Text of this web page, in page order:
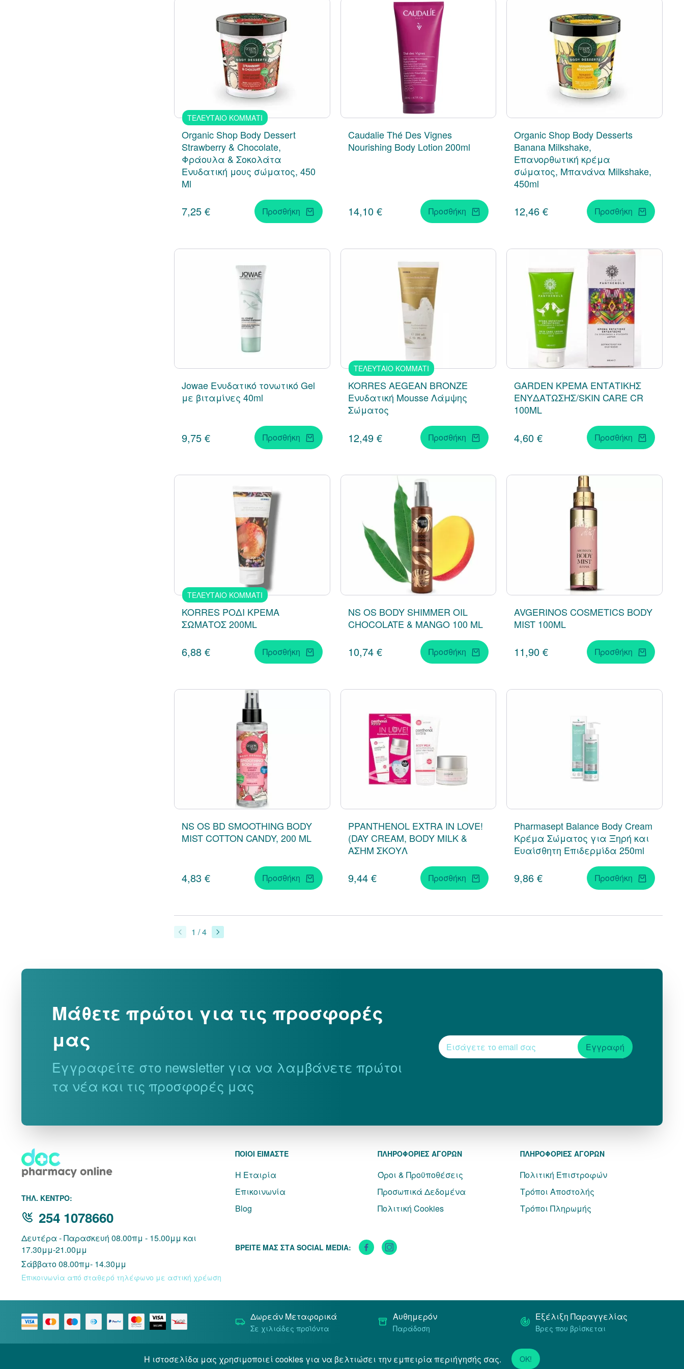
ΤΕΛΕΥΤΑΙΟ ΚΟΜΜΑΤΙ
Organic Shop Body Dessert
Strawberry & Chocolate,
Φράουλα & Σοκολάτα
Ενυδατική μους σώματος, 450
Ml
7,25 € Προσθήκη
Caudalie Thé Des Vignes
Nourishing Body Lotion 200ml
14,10 € Προσθήκη
Organic Shop Body Desserts
Banana Milkshake,
Επανορθωτική κρέμα
σώματος, Μπανάνα Milkshake,
450ml
12,46 € Προσθήκη
Jowae Ενυδατικό τονωτικό Gel
με βιταμίνες 40ml
9,75 € Προσθήκη
ΤΕΛΕΥΤΑΙΟ ΚΟΜΜΑΤΙ
KORRES AEGEAN BRONZE
Ενυδατική Mousse Λάμψης
Σώματος
12,49 € Προσθήκη
GARDEN ΚΡΕΜΑ ΕΝΤΑΤΙΚΗΣ
ΕΝΥΔΑΤΩΣΗΣ/SKIN CARE CR
100ML
4,60 € Προσθήκη
ΤΕΛΕΥΤΑΙΟ ΚΟΜΜΑΤΙ
KORRES ΡΟΔΙ ΚΡΕΜΑ
ΣΩΜΑΤΟΣ 200ML
6,88 € Προσθήκη
NS OS BODY SHIMMER OIL
CHOCOLATE & MANGO 100 ML
10,74 € Προσθήκη
AVGERINOS COSMETICS BODY
MIST 100ML
11,90 € Προσθήκη
NS OS BD SMOOTHING BODY
MIST COTTON CANDY, 200 ML
4,83 € Προσθήκη
PPANTHENOL EXTRA IN LOVE!
(DAY CREAM, BODY MILK &
ΑΣΗΜ ΣΚΟΥΛ
9,44 € Προσθήκη
Pharmasept Balance Body Cream
Κρέμα Σώματος για Ξηρή και
Ευαίσθητη Επιδερμίδα 250ml
9,86 € Προσθήκη
1 / 4
Μάθετε πρώτοι για τις προσφορές
μας
Εγγραφείτε στο newsletter για να λαμβάνετε πρώτοι
τα νέα και τις προσφορές μας
Εγγραφή
THΛ. ΚΕΝΤΡΟ:
254 1078660
Δευτέρα - Παρασκευή 08.00πμ - 15.00μμ και
17.30μμ-21.00μμ
Σάββατο 08.00πμ- 14.30μμ
Επικοινωνία από σταθερό τηλέφωνο με αστική χρέωση
ΠΟΙΟΙ ΕΙΜΑΣΤΕ
Η Εταιρία
Επικοινωνία
Blog
ΠΛΗΡΟΦΟΡΙΕΣ ΑΓΟΡΩΝ
Όροι & Προϋποθέσεις
Προσωπικά Δεδομένα
Πολιτική Cookies
ΠΛΗΡΟΦΟΡΙΕΣ ΑΓΟΡΩΝ
Πολιτική Επιστροφών
Τρόποι Αποστολής
Τρόποι Πληρωμής
ΒΡΕΙΤΕ ΜΑΣ ΣΤΑ SOCIAL MEDIA:
Δωρεάν Μεταφορικά
Σε χιλιάδες προϊόντα
Αυθημερόν
Παράδοση
Εξέλιξη Παραγγελίας
Βρες που βρίσκεται
© 2026 Docpharmacy. All rights reserved. Όροι & Προϋποθέσεις Προσωπικά Δεδομένα
Η ιστοσελίδα μας χρησιμοποιεί cookies για να βελτιώσει την εμπειρία περιήγησής σας. OK!